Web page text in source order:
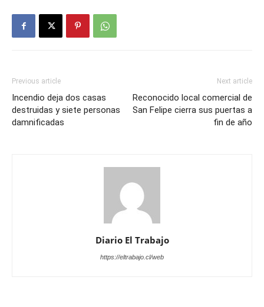
Previous article
Incendio deja dos casas
destruidas y siete personas
damnificadas
Next article
Reconocido local comercial de
San Felipe cierra sus puertas a
fin de año
Diario El Trabajo
https://eltrabajo.cl/web